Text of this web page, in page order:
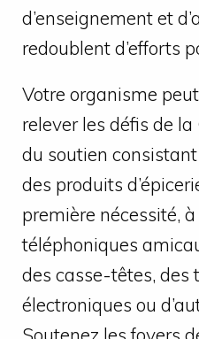
d’enseignement et
redoublent d’efforts
Votre organisme
relever les défis de
du soutien
des produits
première nécessité,
téléphoniques
des casse-têtes, des
électroniques ou